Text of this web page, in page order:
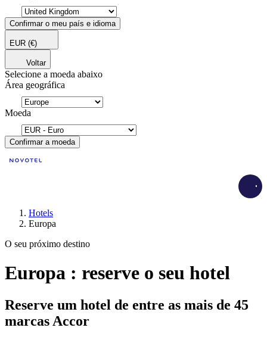
Confirmar o meu país e idioma
EUR (€)
Voltar
Selecione a moeda abaixo
Área geográfica
Moeda
Confirmar a moeda
Hotels
Europa
O seu próximo destino
Europa : reserve o seu hotel
Reserve um hotel de entre as mais de 45
marcas Accor